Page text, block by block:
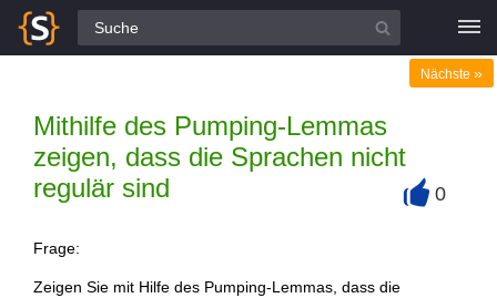
Alle Fragen
Mithilfe des Pumping-Lemmas
zeigen, dass die Sprachen nicht
regulär sind
Nächste »
0
Frage:
Zeigen Sie mit Hilfe des Pumping-Lemmas, dass die